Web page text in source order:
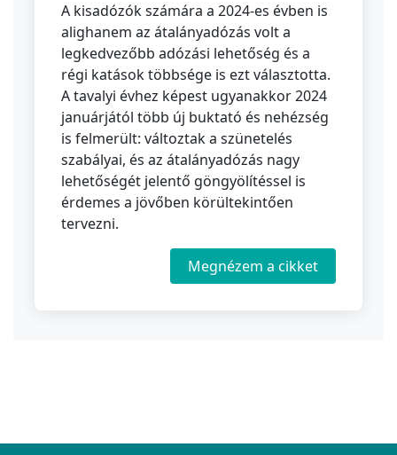
A kisadózók számára a 2024-es évben is
alighanem az átalányadózás volt a
legkedvezőbb adózási lehetőség és a
régi katások többsége is ezt választotta.
A tavalyi évhez képest ugyanakkor 2024
januárjától több új buktató és nehézség
is felmerült: változtak a szünetelés
szabályai, és az átalányadózás nagy
lehetőségét jelentő göngyölítéssel is
érdemes a jövőben körültekintően
tervezni.
Megnézem a cikket